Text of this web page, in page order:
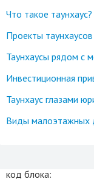
Что такое таунхаус?
Проекты таунхаусов
Таунхаусы рядом с
Инвестиционная
Таунхаус глазами
Виды малоэтажных
код блока: